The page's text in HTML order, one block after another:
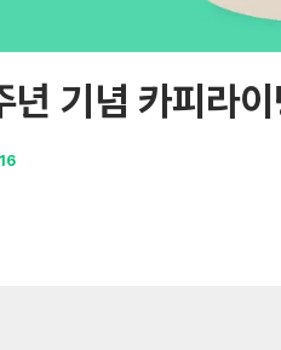
기념 카피라